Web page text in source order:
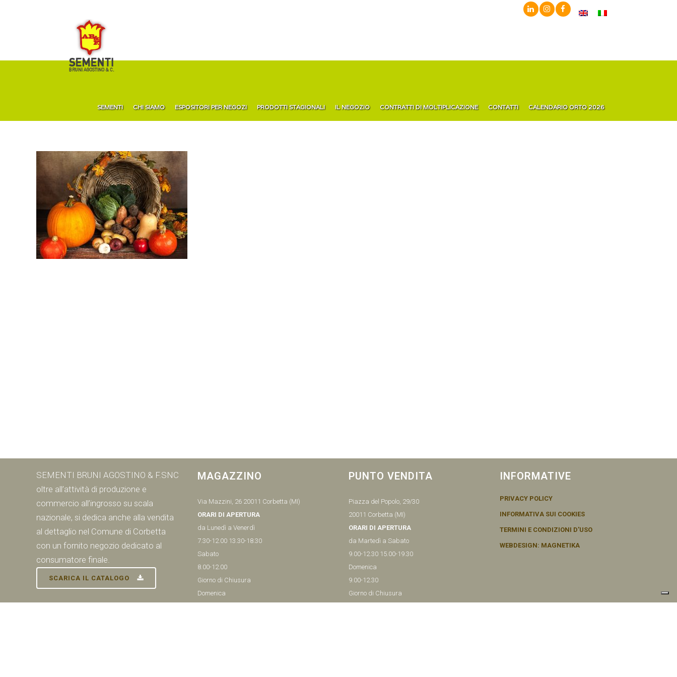
SEMENTI CHI SIAMO ESPOSITORI PER NEGOZI PRODOTTI STAGIONALI IL NEGOZIO CONTRATTI DI MOLTIPLICAZIONE CONTATTI CALENDARIO ORTO 2026
SEMENTI BRUNI AGOSTINO & F.SNC
oltre all’attività di produzione e
commercio all’ingrosso su scala
nazionale, si dedica anche alla vendita
al dettaglio nel Comune di Corbetta
con un fornito negozio dedicato al
consumatore finale.
SCARICA IL CATALOGO
MAGAZZINO
Via Mazzini, 26 20011 Corbetta (MI)
ORARI DI APERTURA
da Lunedì a Venerdì
7.30-12.00 13.30-18.30
Sabato
8.00-12.00
Giorno di Chiusura
Domenica
PUNTO VENDITA
Piazza del Popolo, 29/30
20011 Corbetta (MI)
ORARI DI APERTURA
da Martedì a Sabato
9.00-12.30 15.00-19.30
Domenica
9.00-12.30
Giorno di Chiusura
INFORMATIVE
PRIVACY POLICY
INFORMATIVA SUI COOKIES
TERMINI E CONDIZIONI D’USO
WEBDESIGN: MAGNETIKA